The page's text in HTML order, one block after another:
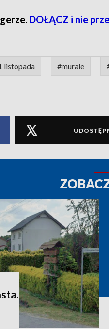
DOŁĄCZ i nie
listopada #murale